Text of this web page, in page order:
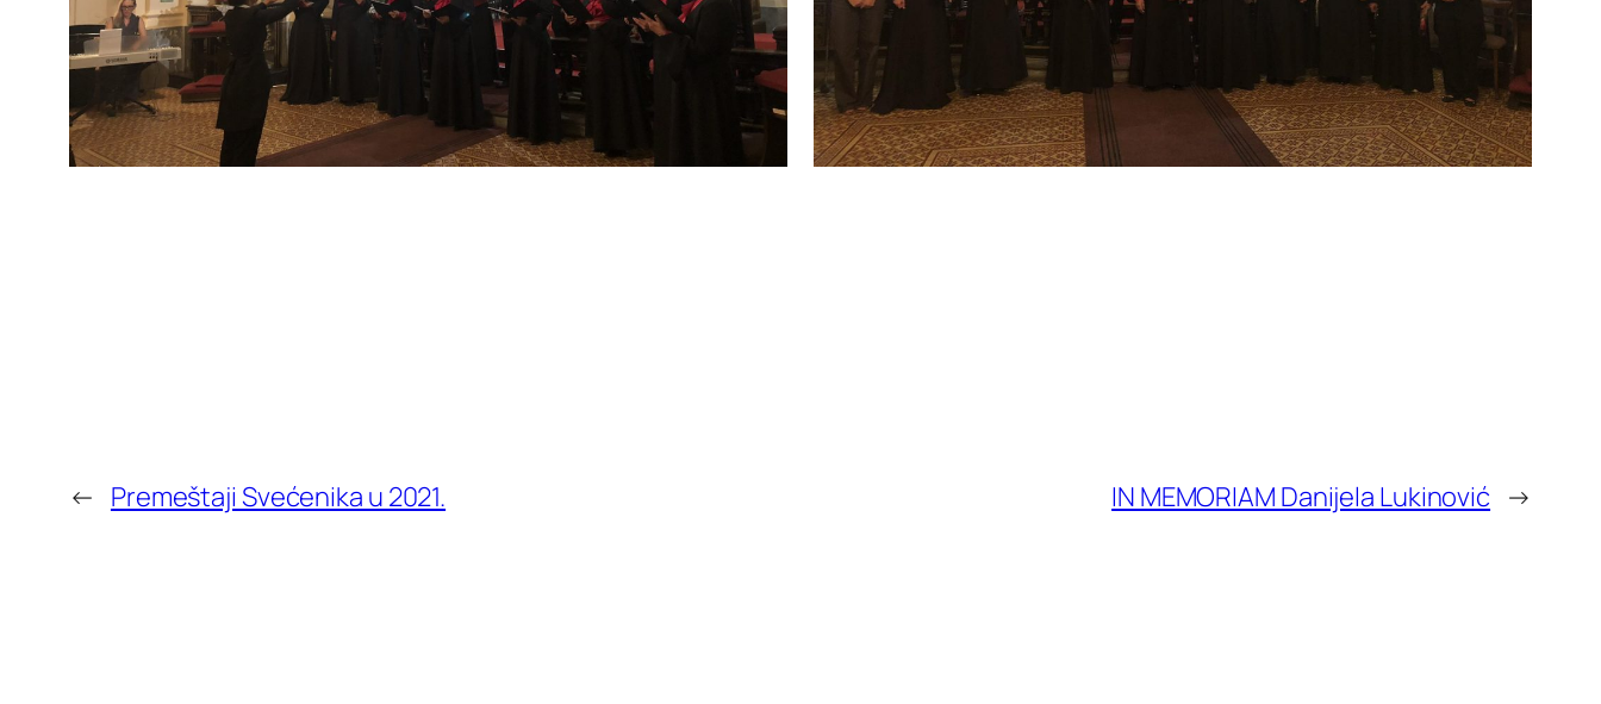
← Premeštaji Svećenika u 2021. IN MEMORIAM Danijela Lukinović →